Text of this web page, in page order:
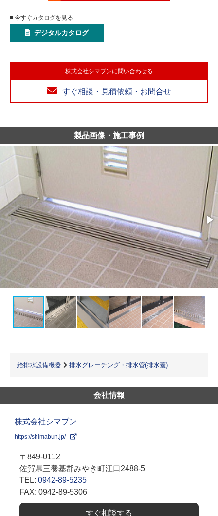
■ 今すぐカタログを見る
デジタルカタログ
株式会社シマブンに問い合わせる
すぐ相談・見積依頼・お問合せ
製品画像・施工事例
給排水設備機器 排水グレーチング・排水管(排水蓋)
会社情報
株式会社シマブン
https://shimabun.jp/
〒849-0112
佐賀県三養基郡みやき町江口2488-5
TEL: 0942-89-5235
FAX: 0942-89-5306
すぐ相談する